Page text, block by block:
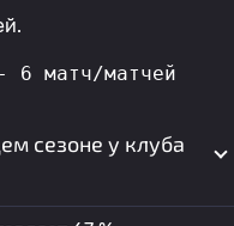
6 матч/матчей
сезоне у клуба